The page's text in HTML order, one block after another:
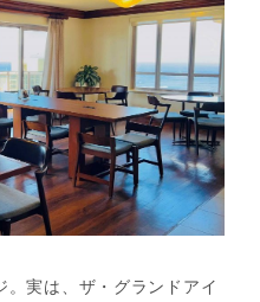
実は、ザ・グランドアイ